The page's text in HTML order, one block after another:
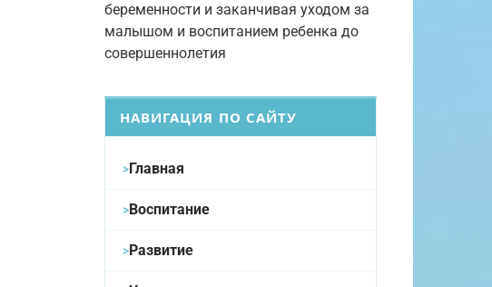
беременности и заканчивая уходом за
малышом и воспитанием ребенка до
совершеннолетия
НАВИГАЦИЯ ПО САЙТУ
Главная
Воспитание
Развитие